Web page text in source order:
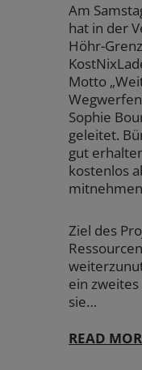
Am
hat in der
Höhr-
Motto
Sophie
geleitet.
gut
kostenlos
Ziel des
ein
sie…
READ